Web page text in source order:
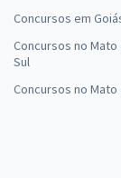
SEDF - Efetivo -
Concursos em
Concursos no
Sul
Concursos no Mato